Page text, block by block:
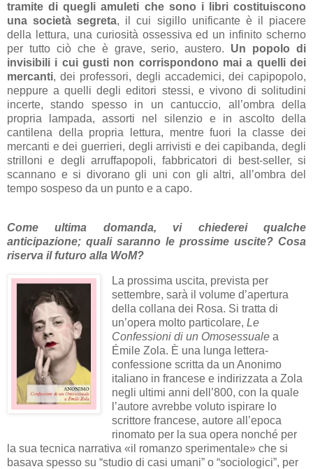
tramite di quegli amuleti che sono i libri costituiscono
una società segreta, il cui sigillo unificante è il piacere
della lettura, una curiosità ossessiva ed un infinito scherno
per tutto ciò che è grave, serio, austero. Un popolo di
invisibili i cui gusti non corrispondono mai a quelli dei
mercanti, dei professori, degli accademici, dei capipopolo,
neppure a quelli degli editori stessi, e vivono di solitudini
incerte, stando spesso in un cantuccio, all’ombra della
propria lampada, assorti nel silenzio e in ascolto della
cantilena della propria lettura, mentre fuori la classe dei
mercanti e dei guerrieri, degli arrivisti e dei capibanda, degli
strilloni e degli arruffapopoli, fabbricatori di best-seller, si
scannano e si divorano gli uni con gli altri, all’ombra del
tempo sospeso da un punto e a capo.
Come ultima domanda, vi chiederei qualche
anticipazione; quali saranno le prossime uscite? Cosa
riserva il futuro alla WoM?
La prossima uscita, prevista per
settembre, sarà il volume d’apertura
della collana dei Rosa. Si tratta di
un’opera molto particolare, Le
Confessioni di un Omosessualea
Émile Zola. È una lunga lettera-
confessione scritta da un Anonimo
italiano in francese e indirizzata a Zola
negli ultimi anni dell’800, con la quale
l’autore avrebbe voluto ispirare lo
scrittore francese, autore all’epoca
rinomato per la sua opera nonché per
la sua tecnica narrativa «il romanzo sperimentale» che si
basava spesso su “studio di casi umani” o “sociologici”, per